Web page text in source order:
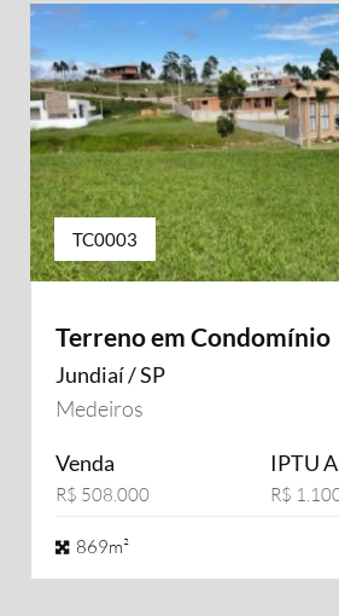
TC0003
Terreno em Condomínio
Jundiaí / SP
Medeiros
Venda
R$ 508.000
IPTU
R$
869m²